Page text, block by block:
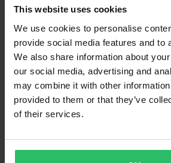
This website uses cookies
We use cookies to personalise
provide social media features and to
We also share information about
our social media, advertising and
may combine it with other information
provided to them or that they’ve
of their services.